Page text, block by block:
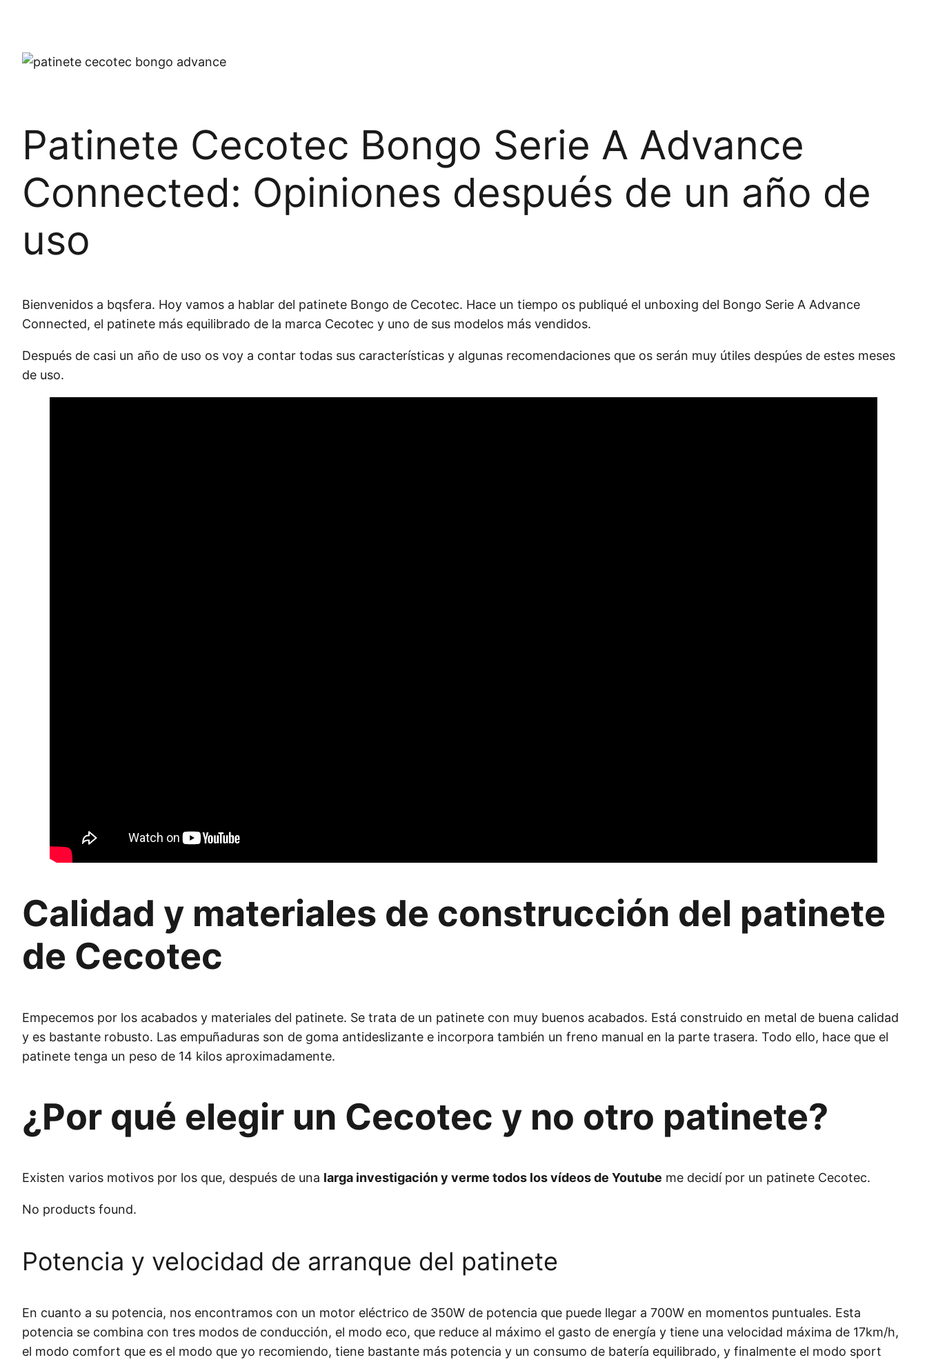
Patinete Cecotec Bongo Serie A Advance
Connected: Opiniones después de un año de
uso
Bienvenidos a bqsfera. Hoy vamos a hablar del patinete Bongo de Cecotec. Hace un tiempo os publiqué el unboxing del Bongo Serie A Advance
Connected, el patinete más equilibrado de la marca Cecotec y uno de sus modelos más vendidos.
Después de casi un año de uso os voy a contar todas sus características y algunas recomendaciones que os serán muy útiles despúes de estes meses
de uso.
Calidad y materiales de construcción del patinete
de Cecotec
Empecemos por los acabados y materiales del patinete. Se trata de un patinete con muy buenos acabados. Está construido en metal de buena calidad
y es bastante robusto. Las empuñaduras son de goma antideslizante e incorpora también un freno manual en la parte trasera. Todo ello, hace que el
patinete tenga un peso de 14 kilos aproximadamente.
¿Por qué elegir un Cecotec y no otro patinete?
Existen varios motivos por los que, después de una larga investigación y verme todos los vídeos de Youtube me decidí por un patinete Cecotec.
No products found.
Potencia y velocidad de arranque del patinete
En cuanto a su potencia, nos encontramos con un motor eléctrico de 350W de potencia que puede llegar a 700W en momentos puntuales. Esta
potencia se combina con tres modos de conducción, el modo eco, que reduce al máximo el gasto de energía y tiene una velocidad máxima de 17km/h,
el modo comfort que es el modo que yo recomiendo, tiene bastante más potencia y un consumo de batería equilibrado, y finalmente el modo sport